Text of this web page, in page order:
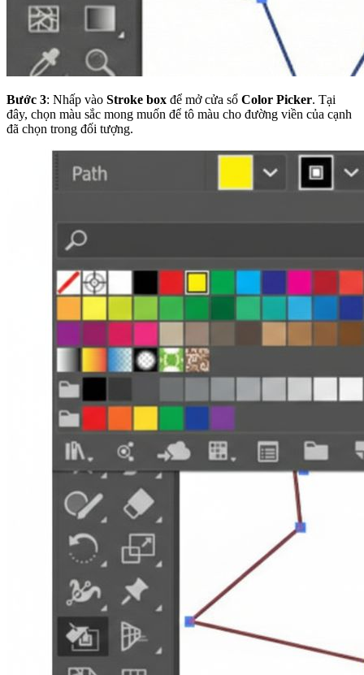
Bước 3: Nhấp vào Stroke box để mở cửa sổ Color Picker. Tại
đây, chọn màu sắc mong muốn để tô màu cho đường viền của cạnh
đã chọn trong đối tượng.